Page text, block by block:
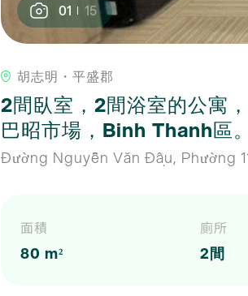
01 15
胡志明・平盛郡
2間臥室，2間浴室的公寓
巴昭市場，Binh Thanh區
Đường Nguyễn Văn Đậu, Phường
面積
80 m²
廁所
2間